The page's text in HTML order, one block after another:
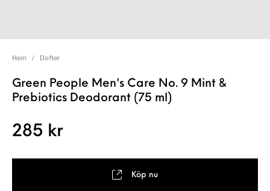
Hem / Dofter
Green People Men's Care No. 9 Mint &
Prebiotics Deodorant (75 ml)
285 kr
Köp nu